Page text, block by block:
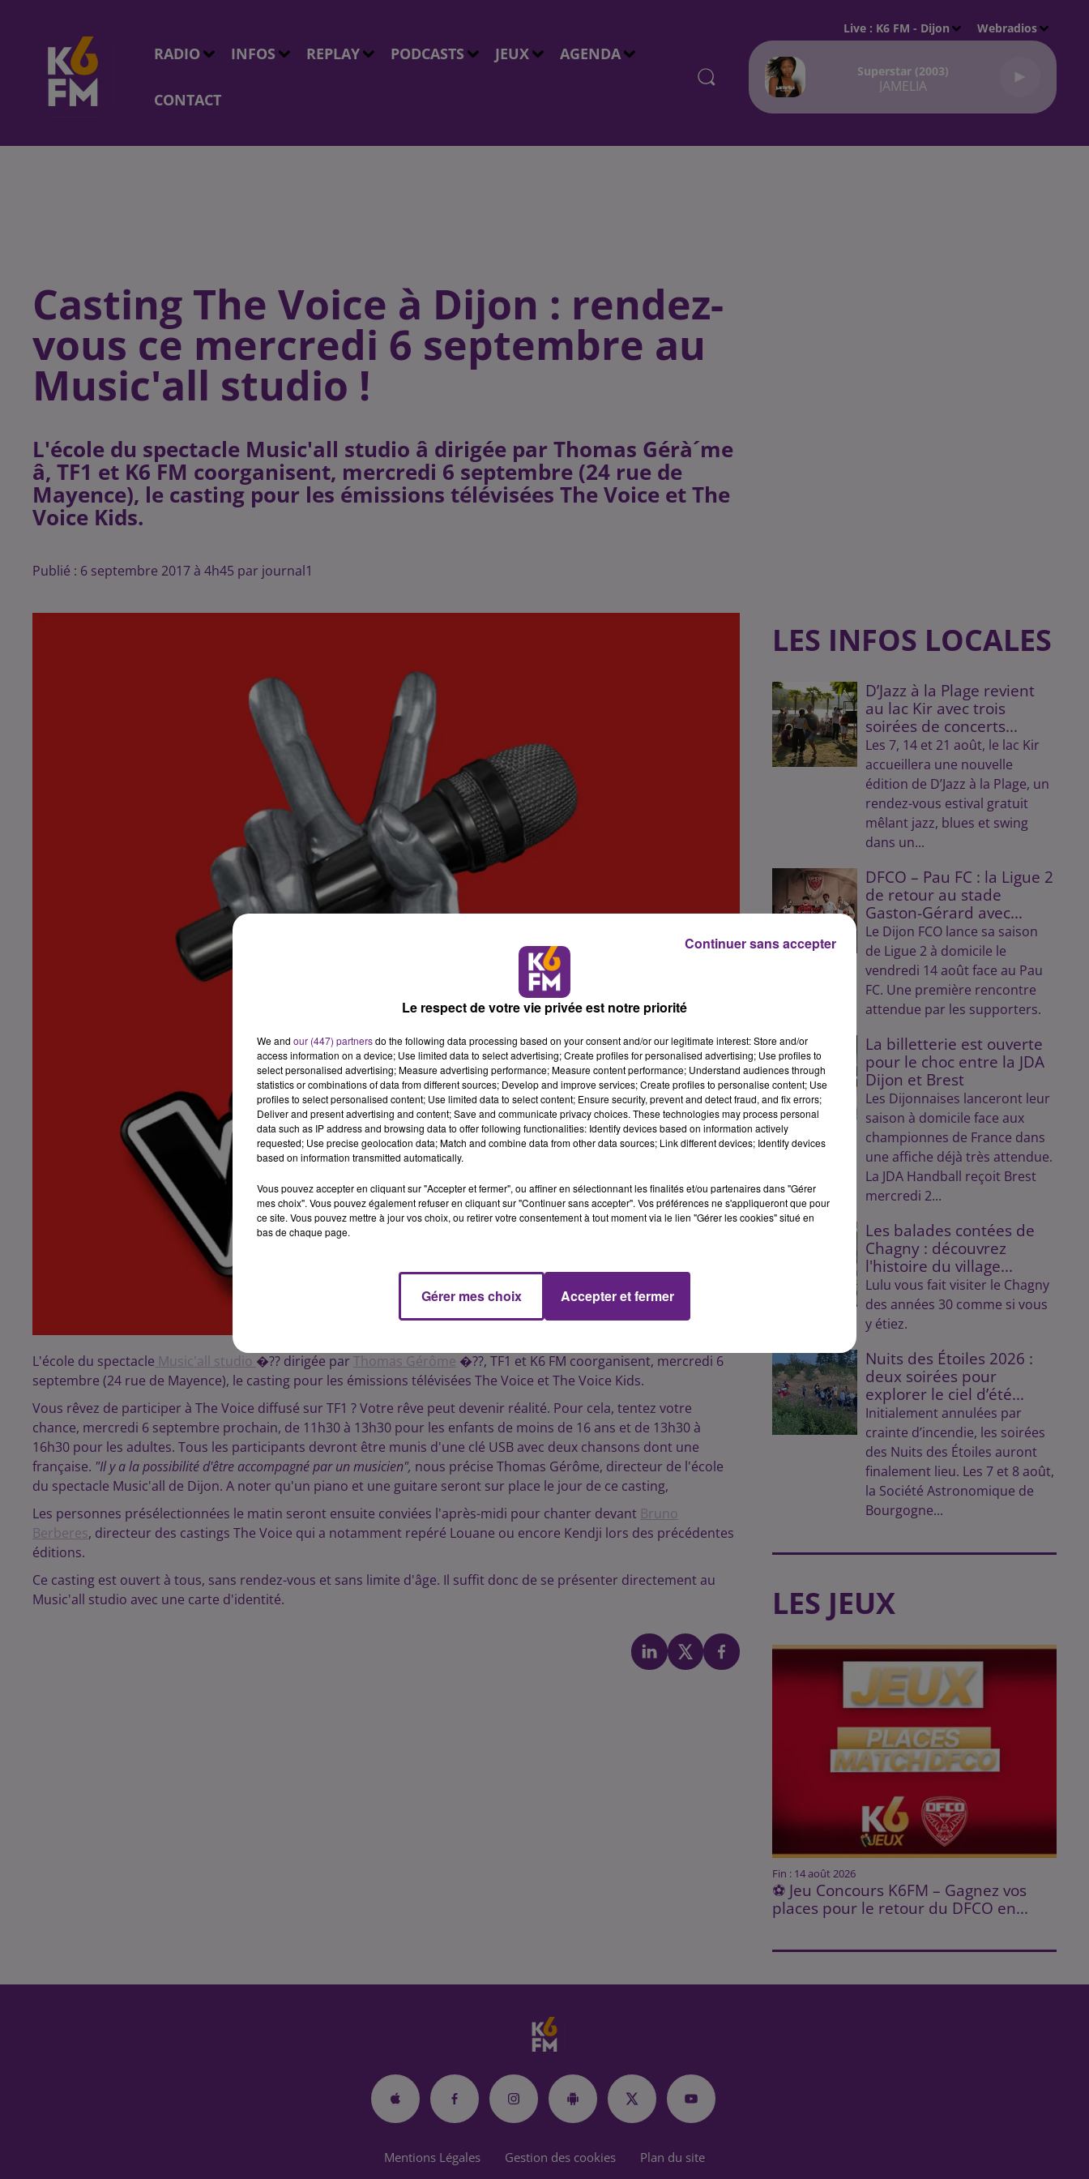
RADIO INFOS REPLAY PODCASTS JEUX AGENDA
CONTACT
Live : K6 FM - Dijon Webradios
Superstar (2003)
JAMELIA
Casting The Voice à Dijon : rendez-
vous ce mercredi 6 septembre au
Music'all studio !
L'école du spectacle Music'all studio â dirigée par Thomas Gérà´me
â, TF1 et K6 FM coorganisent, mercredi 6 septembre (24 rue de
Mayence), le casting pour les émissions télévisées The Voice et The
Publié : 6 septembre 2017 à 4h45 par journal1
L'école du spectacle Music'all studio �?? dirigée par Thomas Gérôme �??, TF1 et K6 FM coorganisent, mercredi 6
septembre (24 rue de Mayence), le casting pour les émissions télévisées The Voice et The Voice Kids.
Vous rêvez de participer à The Voice diffusé sur TF1 ? Votre rêve peut devenir réalité. Pour cela, tentez votre
chance, mercredi 6 septembre prochain, de 11h30 à 13h30 pour les enfants de moins de 16 ans et de 13h30 à
16h30 pour les adultes. Tous les participants devront être munis d'une clé USB avec deux chansons dont une
française. "Il y a la possibilité d'être accompagné par un musicien", nous précise Thomas Gérôme, directeur de l'école
du spectacle Music'all de Dijon. A noter qu'un piano et une guitare seront sur place le jour de ce casting,
Les personnes présélectionnées le matin seront ensuite conviées l'après-midi pour chanter devant Bruno
Berberes, directeur des castings The Voice qui a notamment repéré Louane ou encore Kendji lors des précédentes
éditions.
Ce casting est ouvert à tous, sans rendez-vous et sans limite d'âge. Il suffit donc de se présenter directement au
Music'all studio avec une carte d'identité.
LES INFOS LOCALES
D’Jazz à la Plage revient
au lac Kir avec trois
soirées de concerts...
Les 7, 14 et 21 août, le lac Kir
accueillera une nouvelle
édition de D’Jazz à la Plage, un
rendez-vous estival gratuit
mêlant jazz, blues et swing
dans un...
DFCO – Pau FC : la Ligue 2
de retour au stade
Gaston-Gérard avec...
Le Dijon FCO lance sa saison
de Ligue 2 à domicile le
vendredi 14 août face au Pau
FC. Une première rencontre
attendue par les supporters.
La billetterie est ouverte
pour le choc entre la JDA
Dijon et Brest
Les Dijonnaises lanceront leur
saison à domicile face aux
championnes de France dans
une affiche déjà très attendue.
La JDA Handball reçoit Brest
mercredi 2...
Les balades contées de
Chagny : découvrez
l'histoire du village...
Lulu vous fait visiter le Chagny
des années 30 comme si vous
y étiez.
Nuits des Étoiles 2026 :
deux soirées pour
explorer le ciel d’été...
Initialement annulées par
crainte d’incendie, les soirées
des Nuits des Étoiles auront
finalement lieu. Les 7 et 8 août,
la Société Astronomique de
Bourgogne...
LES JEUX
Fin : 14 août 2026
⚽ Jeu Concours K6FM – Gagnez vos
places pour le retour du DFCO en...
Mentions Légales Gestion des cookies Plan du site
Le respect de votre vie privée est notre priorité
We and our (447) partnersdo the following data processing based on your consent and/or our legitimate interest: Store and/or
access information on a device; Use limited data to select advertising; Create profiles for personalised advertising; Use profiles to
select personalised advertising; Measure advertising performance; Measure content performance; Understand audiences through
statistics or combinations of data from different sources; Develop and improve services; Create profiles to personalise content; Use
profiles to select personalised content; Use limited data to select content; Ensure security, prevent and detect fraud, and fix errors;
Deliver and present advertising and content; Save and communicate privacy choices. These technologies may process personal
data such as IP address and browsing data to offer following functionalities: Identify devices based on information actively
requested; Use precise geolocation data; Match and combine data from other data sources; Link different devices; Identify devices
based on information transmitted automatically.
Vous pouvez accepter en cliquant sur "Accepter et fermer", ou affiner en sélectionnant les finalités et/ou partenaires dans "Gérer
mes choix". Vous pouvez également refuser en cliquant sur "Continuer sans accepter". Vos préférences ne s'appliqueront que pour
ce site. Vous pouvez mettre à jour vos choix, ou retirer votre consentement à tout moment via le lien "Gérer les cookies" situé en
bas de chaque page.
Gérer mes choix Accepter et fermer
Continuer sans accepter